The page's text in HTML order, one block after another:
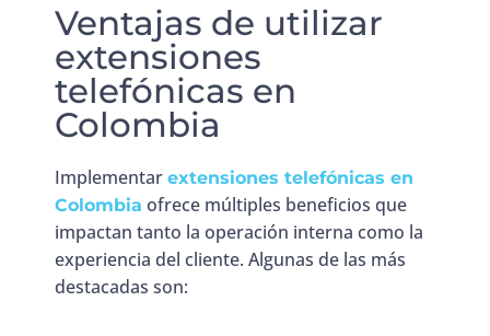
Ventajas de utilizar
extensiones
telefónicas en
Colombia
Implementar extensiones telefónicas en
Colombia ofrece múltiples beneficios que
impactan tanto la operación interna como la
experiencia del cliente. Algunas de las más
destacadas son: